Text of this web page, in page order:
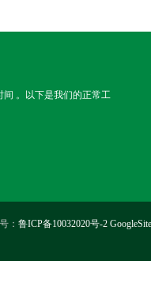
。以下是我们的正常工
： 鲁ICP备10032020号-2